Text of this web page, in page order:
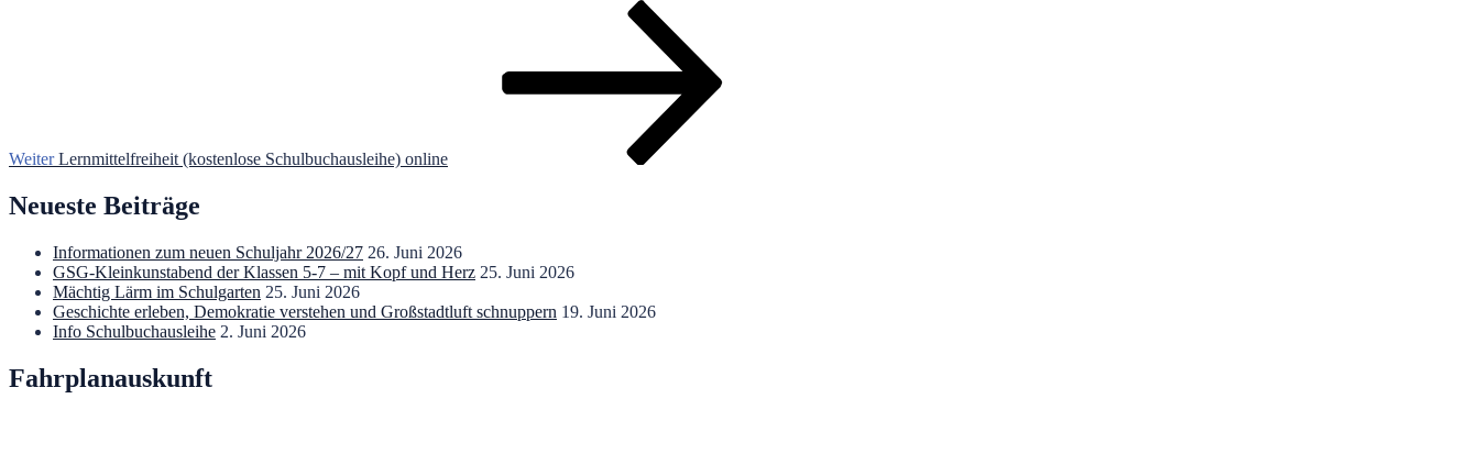
Weiter Lernmittelfreiheit (kostenlose Schulbuchausleihe) online
Neueste Beiträge
Informationen zum neuen Schuljahr 2026/27 26. Juni 2026
GSG-Kleinkunstabend der Klassen 5-7 – mit Kopf und Herz 25. Juni 2026
Mächtig Lärm im Schulgarten 25. Juni 2026
Geschichte erleben, Demokratie verstehen und Großstadtluft schnuppern 19. Juni 2026
Info Schulbuchausleihe 2. Juni 2026
Fahrplanauskunft